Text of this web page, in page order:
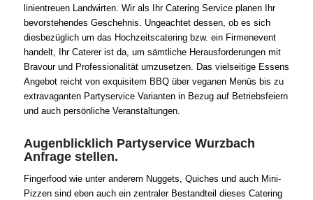
linientreuen Landwirten. Wir als Ihr Catering Service planen Ihr
bevorstehendes Geschehnis. Ungeachtet dessen, ob es sich
diesbezüglich um das Hochzeitscatering bzw. ein Firmenevent
handelt, Ihr Caterer ist da, um sämtliche Herausforderungen mit
Bravour und Professionalität umzusetzen. Das vielseitige Essens
Angebot reicht von exquisitem BBQ über veganen Menüs bis zu
extravaganten Partyservice Varianten in Bezug auf Betriebsfeiern
und auch persönliche Veranstaltungen.
Augenblicklich Partyservice Wurzbach
Anfrage stellen.
Fingerfood wie unter anderem Nuggets, Quiches und auch Mini-
Pizzen sind eben auch ein zentraler Bestandteil dieses Catering